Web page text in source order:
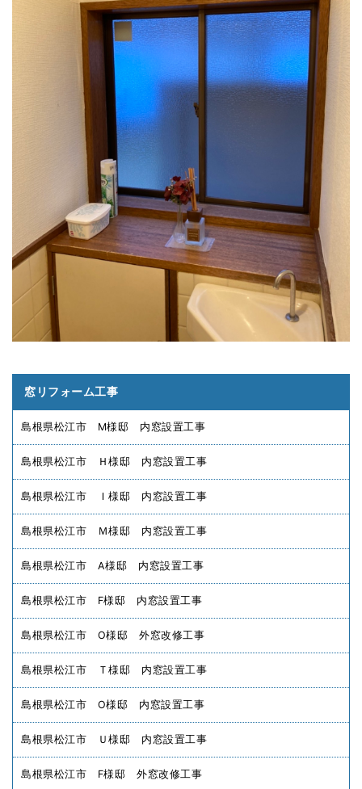
窓リフォーム工事
島根県松江市 M様邸 内窓設置工事
島根県松江市 Ｈ様邸 内窓設置工事
島根県松江市 Ｉ様邸 内窓設置工事
島根県松江市 Ｍ様邸 内窓設置工事
島根県松江市 A様邸 内窓設置工事
島根県松江市 F様邸 内窓設置工事
島根県松江市 O様邸 外窓改修工事
島根県松江市 Ｔ様邸 内窓設置工事
島根県松江市 O様邸 内窓設置工事
島根県松江市 Ｕ様邸 内窓設置工事
島根県松江市 F様邸 外窓改修工事